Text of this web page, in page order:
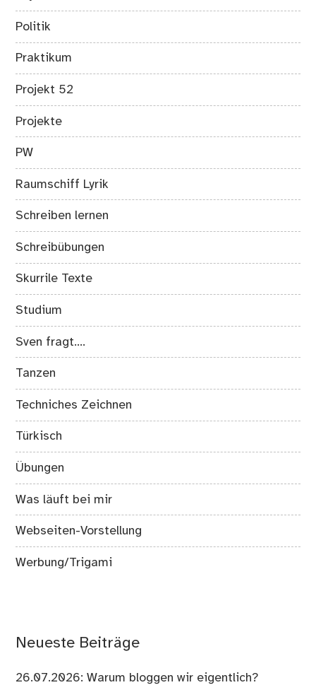
Politik
Praktikum
Projekt 52
Projekte
PW
Raumschiff Lyrik
Schreiben lernen
Schreibübungen
Skurrile Texte
Studium
Sven fragt….
Tanzen
Techniches Zeichnen
Türkisch
Übungen
Was läuft bei mir
Webseiten-Vorstellung
Werbung/Trigami
Neueste Beiträge
26.07.2026: Warum bloggen wir eigentlich?